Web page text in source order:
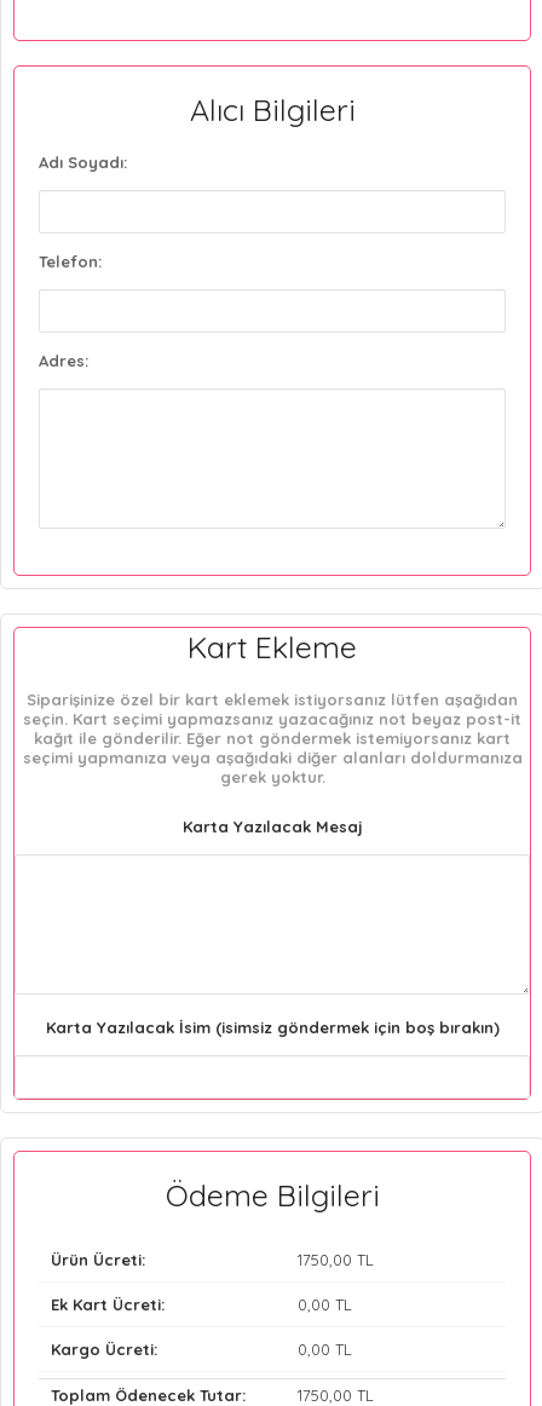
Alıcı Bilgileri
Adı Soyadı:
Telefon:
Adres:
Kart Ekleme
Siparişinize özel bir kart eklemek istiyorsanız lütfen aşağıdan
seçin. Kart seçimi yapmazsanız yazacağınız not beyaz post-it
kağıt ile gönderilir. Eğer not göndermek istemiyorsanız kart
seçimi yapmanıza veya aşağıdaki diğer alanları doldurmanıza
gerek yoktur.
Karta Yazılacak Mesaj
Karta Yazılacak İsim (isimsiz göndermek için boş bırakın)
Ödeme Bilgileri
Ürün Ücreti: 1750 ,00 TL
Ek Kart Ücreti: 0 ,00 TL
Kargo Ücreti: 0 ,00 TL
Toplam Ödenecek Tutar: 1750 ,00 TL